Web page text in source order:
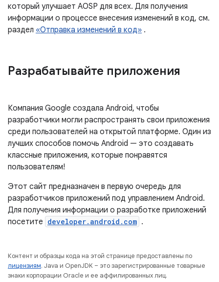
который улучшает AOSP для всех. Для получения
информации о процессе внесения изменений в код, см.
раздел «Отправка изменений в код» .
Разрабатывайте приложения
Компания Google создала Android, чтобы
разработчики могли распространять свои приложения
среди пользователей на открытой платформе. Один из
лучших способов помочь Android — это создавать
классные приложения, которые понравятся
пользователям!
Этот сайт предназначен в первую очередь для
разработчиков приложений под управлением Android.
Для получения информации о разработке приложений
посетите developer.android.com .
Контент и образцы кода на этой странице предоставлены по
лицензиям. Java и OpenJDK – это зарегистрированные товарные
знаки корпорации Oracle и ее аффилированных лиц.